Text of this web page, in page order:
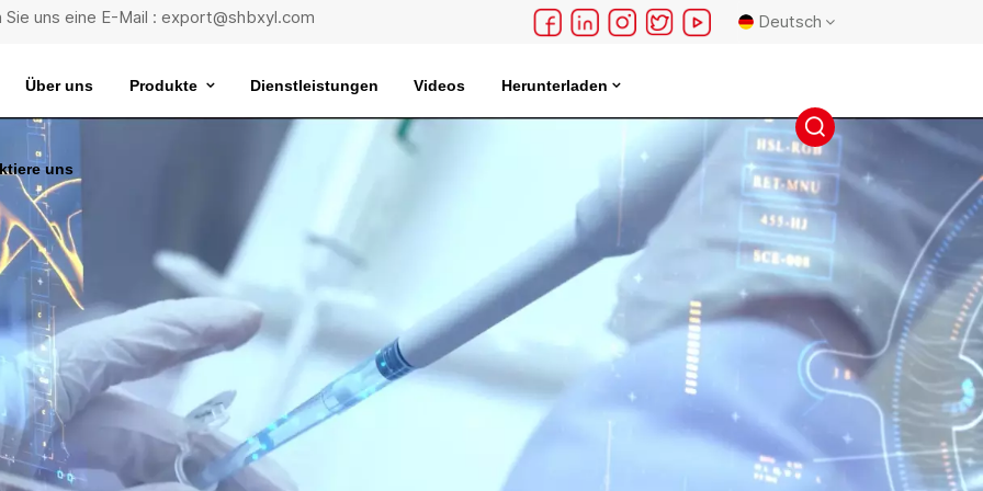
Sie uns eine E-Mail : export@shbxyl.com Deutsch
English
français
русский
español
português
日本語
Über uns Produkte Dienstleistungen Videos Herunterladen
uns